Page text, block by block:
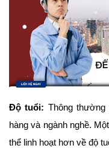
Độ tuổi: Thông
hàng và ngành nghề.
thể linh hoạt hơn về độ